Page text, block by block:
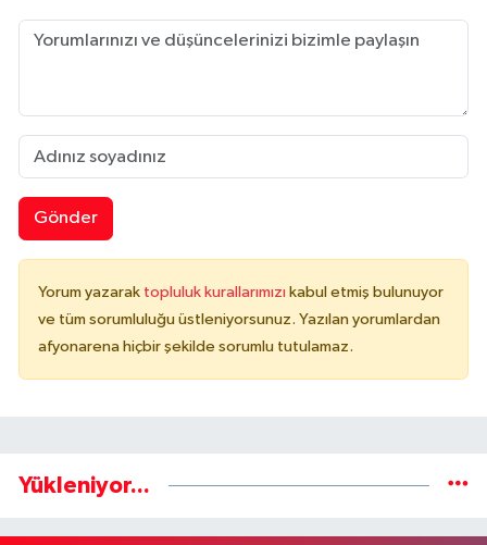
Gönder
Yorum yazarak topluluk kurallarımızı kabul etmiş bulunuyor
ve tüm sorumluluğu üstleniyorsunuz. Yazılan yorumlardan
afyonarena hiçbir şekilde sorumlu tutulamaz.
Yükleniyor...